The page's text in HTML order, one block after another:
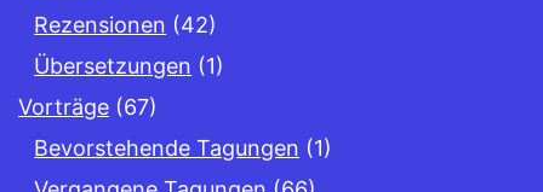
Rezensionen (42)
Übersetzungen (1)
Vorträge (67)
Bevorstehende Tagungen (1)